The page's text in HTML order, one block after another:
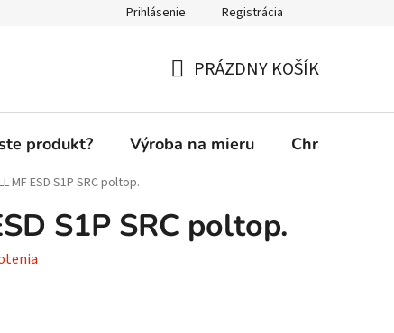
Prihlásenie Registrácia
KOŠÍK
PRÁZDNY KOŠÍK
produkt? Výroba na mieru Chránená
MF ESD S1P SRC poltop.
S1P SRC poltop.